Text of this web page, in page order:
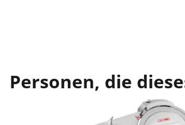
Personen, die